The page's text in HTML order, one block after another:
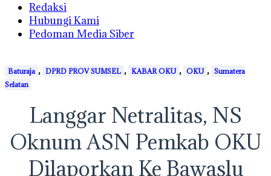
Redaksi
Hubungi Kami
Pedoman Media Siber
Baturaja , DPRD PROV SUMSEL , KABAR OKU , OKU , Sumatera
Selatan
Langgar Netralitas, NS
Oknum ASN Pemkab OKU
Dilaporkan Ke Bawaslu